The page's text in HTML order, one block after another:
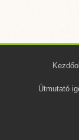
Útmutató